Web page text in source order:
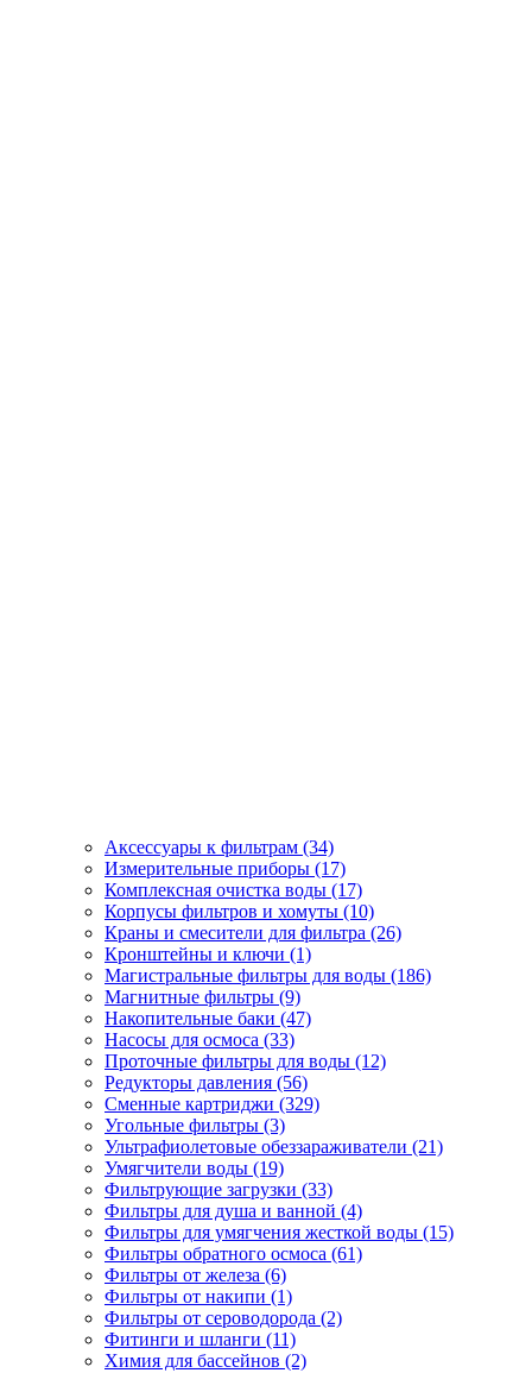
Аксессуары к фильтрам (34)
Измерительные приборы (17)
Комплексная очистка воды (17)
Корпусы фильтров и хомуты (10)
Краны и смесители для фильтра (26)
Кронштейны и ключи (1)
Магистральные фильтры для воды (186)
Магнитные фильтры (9)
Накопительные баки (47)
Насосы для осмоса (33)
Проточные фильтры для воды (12)
Редукторы давления (56)
Сменные картриджи (329)
Угольные фильтры (3)
Ультрафиолетовые обеззараживатели (21)
Умягчители воды (19)
Фильтрующие загрузки (33)
Фильтры для душа и ванной (4)
Фильтры для умягчения жесткой воды (15)
Фильтры обратного осмоса (61)
Фильтры от железа (6)
Фильтры от накипи (1)
Фильтры от сероводорода (2)
Фитинги и шланги (11)
Химия для бассейнов (2)